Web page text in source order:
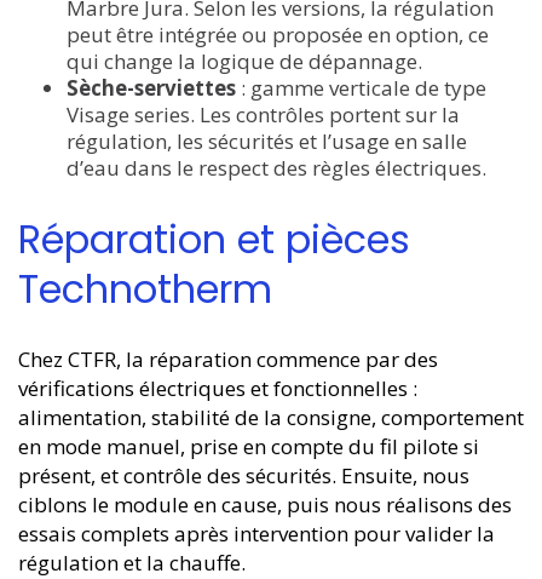
Marbre Jura. Selon les versions, la régulation
peut être intégrée ou proposée en option, ce
qui change la logique de dépannage.
Sèche-serviettes : gamme verticale de type
Visage series. Les contrôles portent sur la
régulation, les sécurités et l’usage en salle
d’eau dans le respect des règles électriques.
Réparation et pièces
Technotherm
Chez CTFR, la réparation commence par des
vérifications électriques et fonctionnelles :
alimentation, stabilité de la consigne, comportement
en mode manuel, prise en compte du fil pilote si
présent, et contrôle des sécurités. Ensuite, nous
ciblons le module en cause, puis nous réalisons des
essais complets après intervention pour valider la
régulation et la chauffe.